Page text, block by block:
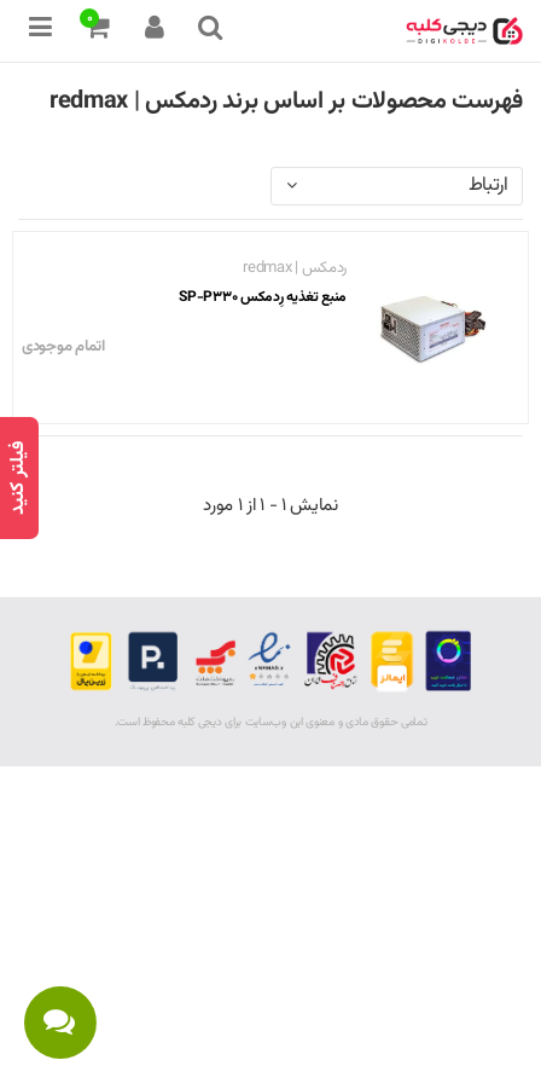
0
فهرست محصولات بر اساس برند ردمکس | redmax
ارتباط
ردمکس | redmax
منبع تغذیه رِدمکس SP-P330
اتمام موجودی
نمایش 1 - 1 از 1 مورد
تمامی حقوق مادی و معنوی اين وب‌سايت برای دیجی کلبه محفوظ است.
فیلتر کنید